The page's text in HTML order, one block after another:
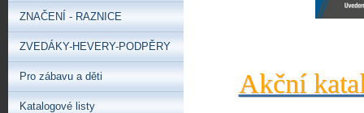
Akční
ZNAČENÍ - RAZNICE
ZVEDÁKY-HEVERY-PODPĚRY
Pro zábavu a děti
Katalogové listy